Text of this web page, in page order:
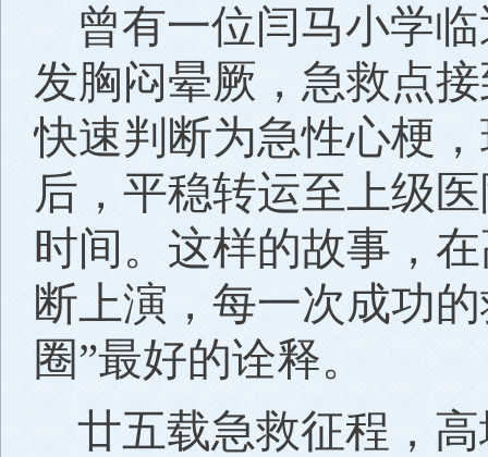
曾有一位闫马小学
发胸闷晕厥，急救点
快速判断为急性心梗
后，平稳转运至上级
时间。这样的故事，
断上演，每一次成功
圈”最好的诠释。
廿五载急救征程，